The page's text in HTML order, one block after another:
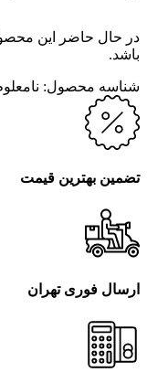
در حال حاضر این
باشد.
شناسه محصول:
تضمین بهترین قیمت
ارسال فوری تهران